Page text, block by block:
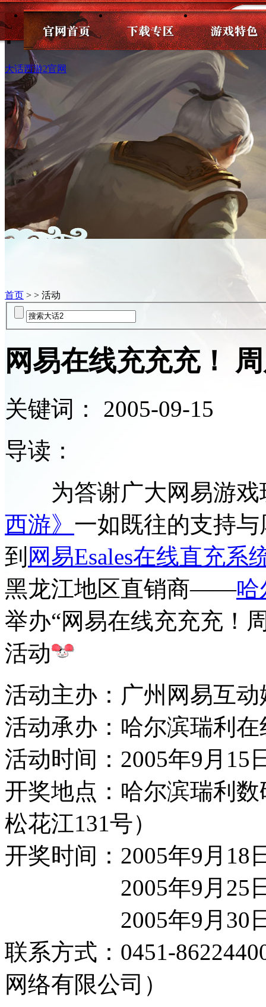
网易在线充充充！
大话西游2官网
首页 > > 活动
网易在线充充充！
关键词： 2005-09-15
导读：
为答谢广大网易游戏
西游》 一如既往的支持
到 网易Esales在线直充系
黑龙江地区直销商——哈
举办“网易在线充充充！
活动
活动主办： 广州网易互
活动承办： 哈尔滨瑞利
活动时间：2005年9月15
开奖地点： 哈尔滨瑞利
松花江131号）
开奖时间：2005年9月18
2005年9月25日（
2005年9月30日（
联系方式： 0451-
网络有限公司）